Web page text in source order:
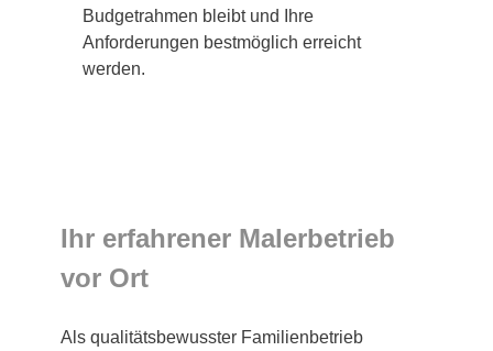
Budgetrahmen bleibt und Ihre
Anforderungen bestmöglich erreicht
werden.
Ihr erfahrener Malerbetrieb
vor Ort
Als qualitätsbewusster Familienbetrieb